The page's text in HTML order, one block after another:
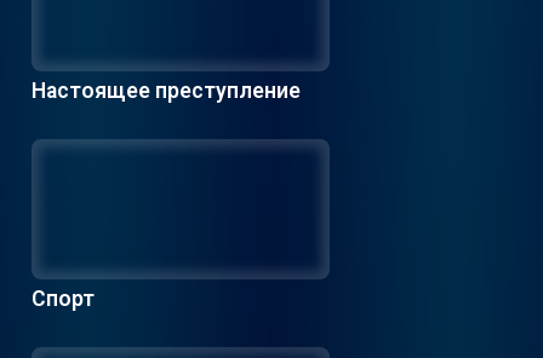
Настоящее преступление
Спорт